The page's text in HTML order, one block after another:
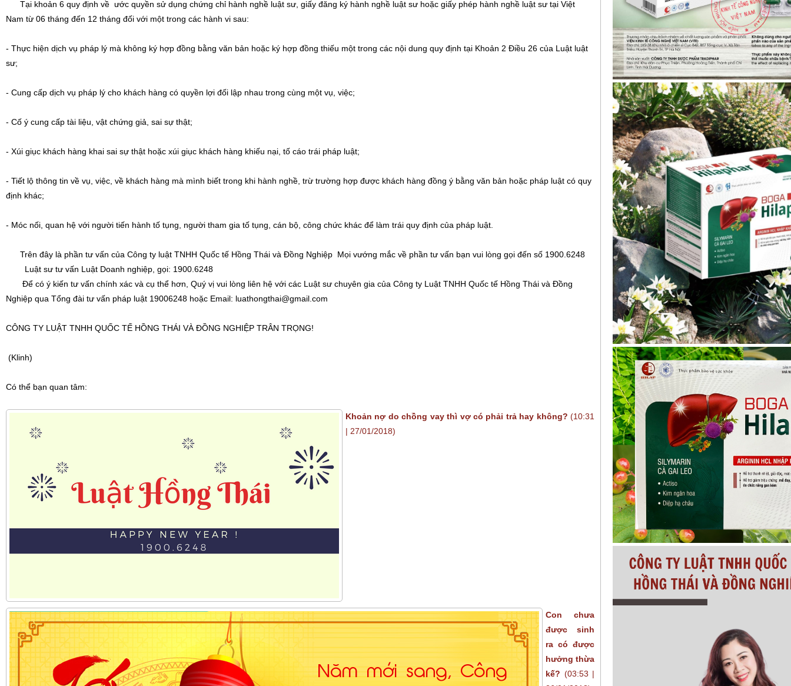
Tại khoản 6 quy định về ước quyền sử dụng chứng chỉ hành nghề luật sư, giấy đăng ký hành nghề luật sư hoặc giấy phép hành nghề luật sư tại Việt
Nam từ 06 tháng đến 12 tháng đối với một trong các hành vi sau:
- Thực hiện dịch vụ pháp lý mà không ký hợp đồng bằng văn bản hoặc ký hợp đồng thiếu một trong các nội dung quy định tại Khoản 2 Điều 26 của Luật luật
sư;
- Cung cấp dịch vụ pháp lý cho khách hàng có quyền lợi đối lập nhau trong cùng một vụ, việc;
- Cố ý cung cấp tài liệu, vật chứng giả, sai sự thật;
- Xúi giục khách hàng khai sai sự thật hoặc xúi giục khách hàng khiếu nại, tố cáo trái pháp luật;
- Tiết lộ thông tin về vụ, việc, về khách hàng mà mình biết trong khi hành nghề, trừ trường hợp được khách hàng đồng ý bằng văn bản hoặc pháp luật có quy
định khác;
- Móc nối, quan hệ với người tiến hành tố tụng, người tham gia tố tụng, cán bộ, công chức khác để làm trái quy định của pháp luật.
Trên đây là phần tư vấn của Công ty luật TNHH Quốc tế Hồng Thái và Đồng Nghiệp Mọi vướng mắc về phần tư vấn bạn vui lòng gọi đến số 1900.6248
Luật sư tư vấn Luật Doanh nghiệp, gọi: 1900.6248
Để có ý kiến tư vấn chính xác và cụ thể hơn, Quý vị vui lòng liên hệ với các Luật sư chuyên gia của Công ty Luật TNHH Quốc tế Hồng Thái và Đồng
Nghiệp qua Tổng đài tư vấn pháp luật 19006248 hoặc Email: luathongthai@gmail.com
CÔNG TY LUẬT TNHH QUỐC TẾ HỒNG THÁI VÀ ĐỒNG NGHIỆP TRÂN TRỌNG!
(Klinh)
Có thể bạn quan tâm:
Khoản nợ do chồng vay thì vợ có phải trả hay không? (10:31
| 27/01/2018)
Con chưa
được sinh
ra có được
hưởng thừa
kế? (03:53 |